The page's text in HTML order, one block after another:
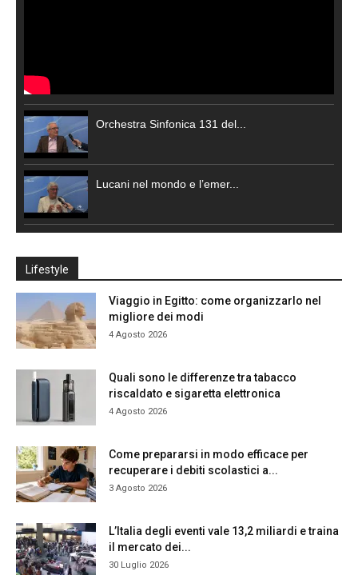
Orchestra Sinfonica 131 del...
Lucani nel mondo e l’emer...
Lifestyle
Viaggio in Egitto: come organizzarlo nel
migliore dei modi
4 Agosto 2026
Quali sono le differenze tra tabacco
riscaldato e sigaretta elettronica
4 Agosto 2026
Come prepararsi in modo efficace per
recuperare i debiti scolastici a...
3 Agosto 2026
L’Italia degli eventi vale 13,2 miliardi e traina
il mercato dei...
30 Luglio 2026